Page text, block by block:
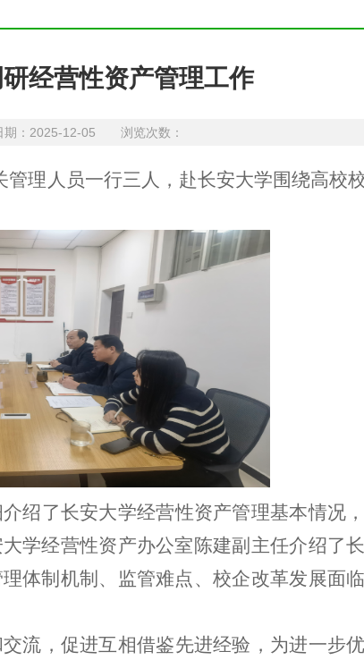
经营性资产管理工作
2025-12-05 浏览次数：
理人员一行三人，赴长安大学围绕高校
绍了长安大学经营性资产管理基本情况
学经营性资产办公室陈建副主任介绍了
体制机制、监管难点、校企改革发展面
流，促进互相借鉴先进经验，为进一步